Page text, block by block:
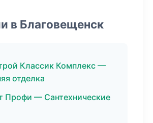
в Благовещенск
Классик Комплекс —
отделка
Профи — Сантехнические